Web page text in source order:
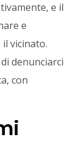
e il
e
vicinato.
denunciarci
con